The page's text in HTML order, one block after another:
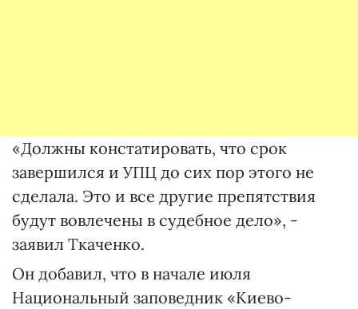
«Должны констатировать, что срок
завершился и УПЦ до сих пор этого не
сделала. Это и все другие препятствия
будут вовлечены в судебное дело», -
заявил Ткаченко.
Он добавил, что в начале июля
Национальный заповедник «Киево-